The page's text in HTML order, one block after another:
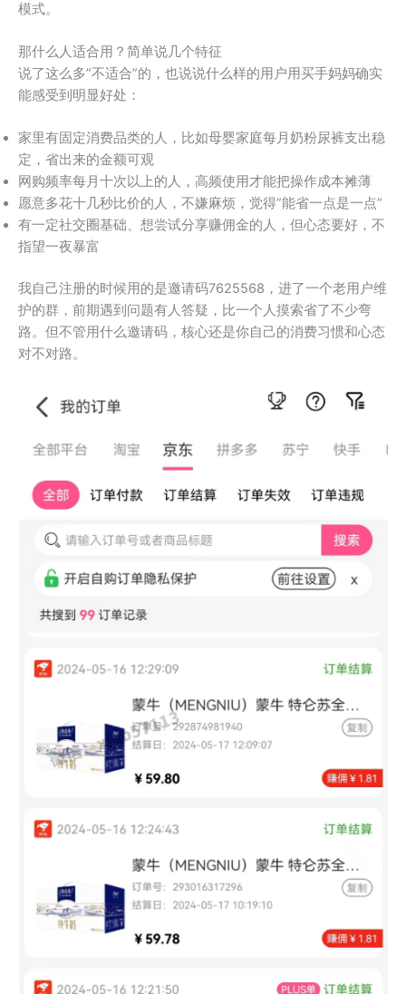
模式。
那什么人适合用？简单说几个特征
说了这么多”不适合”的，也说说什么样的用户用买手妈妈确实
能感受到明显好处：
家里有固定消费品类的人，比如母婴家庭每月奶粉尿裤支出稳
定，省出来的金额可观
网购频率每月十次以上的人，高频使用才能把操作成本摊薄
愿意多花十几秒比价的人，不嫌麻烦，觉得”能省一点是一点”
有一定社交圈基础、想尝试分享赚佣金的人，但心态要好，不
指望一夜暴富
我自己注册的时候用的是邀请码7625568，进了一个老用户维
护的群，前期遇到问题有人答疑，比一个人摸索省了不少弯
路。但不管用什么邀请码，核心还是你自己的消费习惯和心态
对不对路。